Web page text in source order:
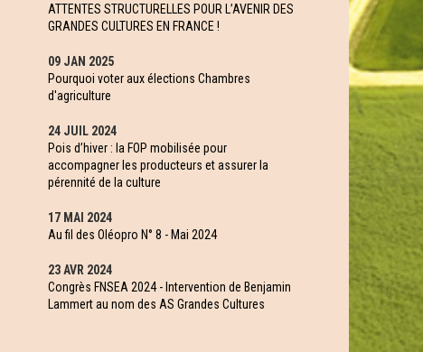
ATTENTES STRUCTURELLES POUR L’AVENIR DES
GRANDES CULTURES EN FRANCE !
09 JAN 2025
Pourquoi voter aux élections Chambres
d'agriculture
24 JUIL 2024
Pois d’hiver : la FOP mobilisée pour
accompagner les producteurs et assurer la
pérennité de la culture
17 MAI 2024
Au fil des Oléopro N° 8 - Mai 2024
23 AVR 2024
Congrès FNSEA 2024 - Intervention de Benjamin
Lammert au nom des AS Grandes Cultures